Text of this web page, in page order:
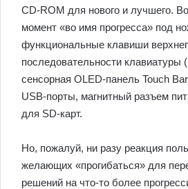
CD-ROM для нового и лучшего.
момент «во имя прогресса» под
функциональные клавиши
последовательности клавиатуры
сенсорная OLED-панель Touch
USB-порты, магнитный разъем
для SD-карт.
Но, пожалуй, ни разу реакция
желающих «прогибаться» для
решений на что-то более